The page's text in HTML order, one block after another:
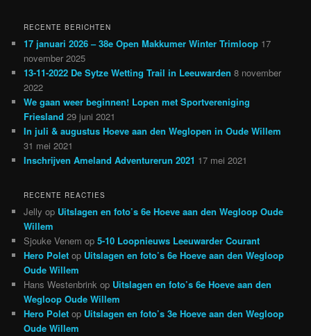
RECENTE BERICHTEN
17 januari 2026 – 38e Open Makkumer Winter Trimloop 17
november 2025
13-11-2022 De Sytze Wetting Trail in Leeuwarden 8 november
2022
We gaan weer beginnen! Lopen met Sportvereniging
Friesland 29 juni 2021
In juli & augustus Hoeve aan den Weglopen in Oude Willem
31 mei 2021
Inschrijven Ameland Adventurerun 2021 17 mei 2021
RECENTE REACTIES
Jelly op Uitslagen en foto’s 6e Hoeve aan den Wegloop Oude
Willem
Sjouke Venem op5-10 Loopnieuws Leeuwarder Courant
Hero Polet op Uitslagen en foto’s 6e Hoeve aan den Wegloop
Oude Willem
Hans Westenbrink op Uitslagen en foto’s 6e Hoeve aan den
Wegloop Oude Willem
Hero Polet op Uitslagen en foto’s 3e Hoeve aan den Wegloop
Oude Willem